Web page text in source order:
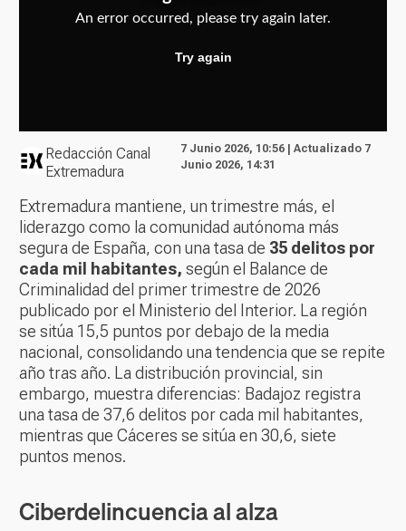
Redacción Canal
Extremadura
7 Junio 2026, 10:56 | Actualizado 7
Junio 2026, 14:31
Extremadura mantiene, un trimestre más, el
liderazgo como la comunidad autónoma más
segura de España, con una tasa de 35 delitos por
cada mil habitantes, según el Balance de
Criminalidad del primer trimestre de 2026
publicado por el Ministerio del Interior. La región
se sitúa 15,5 puntos por debajo de la media
nacional, consolidando una tendencia que se repite
año tras año. La distribución provincial, sin
embargo, muestra diferencias: Badajoz registra
una tasa de 37,6 delitos por cada mil habitantes,
mientras que Cáceres se sitúa en 30,6, siete
puntos menos.
Ciberdelincuencia al alza